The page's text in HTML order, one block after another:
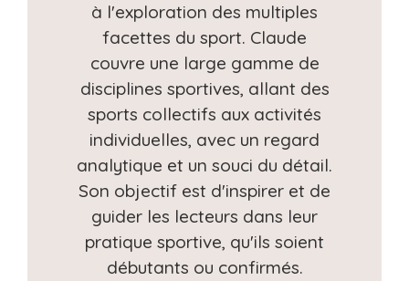
à l'exploration des multiples
facettes du sport. Claude
couvre une large gamme de
disciplines sportives, allant des
sports collectifs aux activités
individuelles, avec un regard
analytique et un souci du détail.
Son objectif est d'inspirer et de
guider les lecteurs dans leur
pratique sportive, qu'ils soient
débutants ou confirmés.